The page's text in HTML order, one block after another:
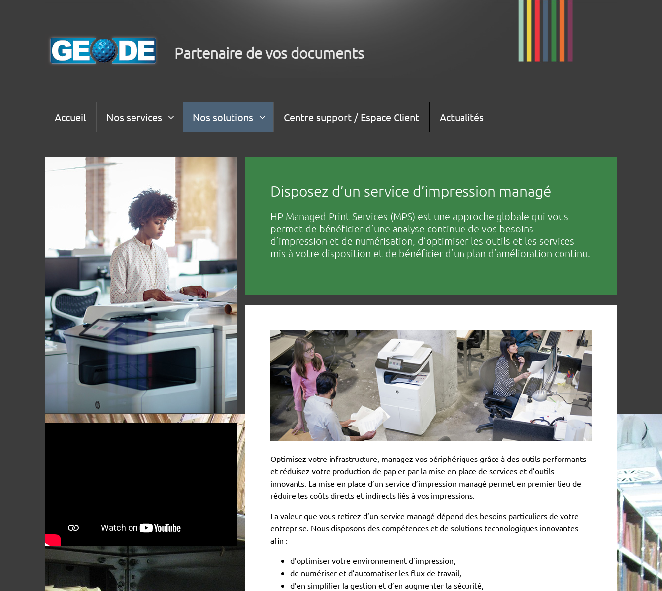
Partenaire de vos documents
Accueil Nos services Nos solutions Centre support / Espace Client Actualités
Disposez d’un service d’impression managé
HP Managed Print Services (MPS) est une approche globale qui vous
permet de bénéficier d’une analyse continue de vos besoins
d’impression et de numérisation, d’optimiser les outils et les services
mis à votre disposition et de bénéficier d’un plan d’amélioration continu.
Optimisez votre infrastructure, managez vos périphériques grâce à des outils performants
et réduisez votre production de papier par la mise en place de services et d’outils
innovants. La mise en place d’un service d’impression managé permet en premier lieu de
réduire les coûts directs et indirects liés à vos impressions.
La valeur que vous retirez d’un service managé dépend des besoins particuliers de votre
entreprise. Nous disposons des compétences et de solutions technologiques innovantes
afin :
d’optimiser votre environnement d'impression,
de numériser et d’automatiser les flux de travail,
d’en simplifier la gestion et d’en augmenter la sécurité,